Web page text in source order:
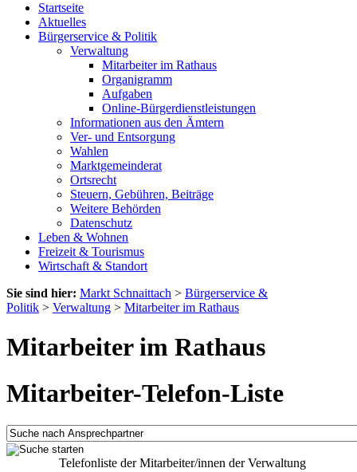
Startseite
Aktuelles
Bürgerservice & Politik
Verwaltung
Mitarbeiter im Rathaus
Organigramm
Aufgaben
Online-Bürgerdienstleistungen
Informationen aus den Ämtern
Ver- und Entsorgung
Wahlen
Marktgemeinderat
Ortsrecht
Steuern, Gebühren, Beiträge
Weitere Behörden
Datenschutz
Leben & Wohnen
Freizeit & Tourismus
Wirtschaft & Standort
Sie sind hier: Markt Schnaittach > Bürgerservice &
Politik > Verwaltung > Mitarbeiter im Rathaus
Mitarbeiter im Rathaus
Mitarbeiter-Telefon-Liste
Telefonliste der Mitarbeiter/innen der Verwaltung